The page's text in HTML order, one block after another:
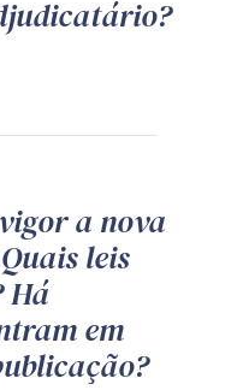
a nova
leis
Há
em